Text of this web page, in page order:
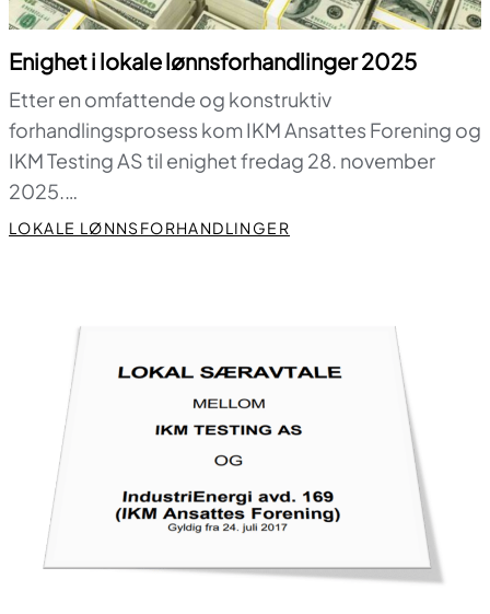
Enighet i lokale lønnsforhandlinger 2025
Etter en omfattende og konstruktiv
forhandlingsprosess kom IKM Ansattes Forening og
IKM Testing AS til enighet fredag 28. november
2025.…
LOKALE LØNNSFORHANDLINGER